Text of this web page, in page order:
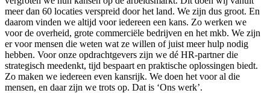
meer dan 60 locaties verspreid door het land. We zijn dus groot. En
daarom vinden we altijd voor iedereen een kans. Zo werken we
voor de overheid, grote commerciële bedrijven en het mkb. We zijn
er voor mensen die weten wat ze willen of juist meer hulp nodig
hebben. Voor onze opdrachtgevers zijn we dé HR-partner die
strategisch meedenkt, tijd bespaart en praktische oplossingen biedt.
Zo maken we iedereen even kansrijk. We doen het voor al die
mensen, en daar zijn we trots op. Dat is ‘Ons werk’.